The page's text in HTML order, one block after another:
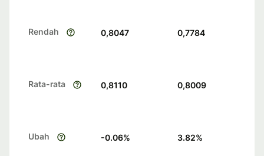
Rendah 0,8047 0,7784
Rata-rata 0,8110 0,8009
Ubah -0.06% 3.82%